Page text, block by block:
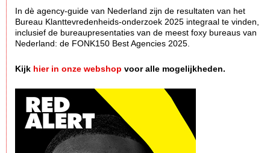
In dè agency-guide van Nederland zijn de resultaten van het
Bureau Klanttevredenheids-onderzoek 2025 integraal te vinden,
inclusief de bureaupresentaties van de meest foxy bureaus van
Nederland: de FONK150 Best Agencies 2025.
Kijk hier in onze webshop voor alle mogelijkheden.